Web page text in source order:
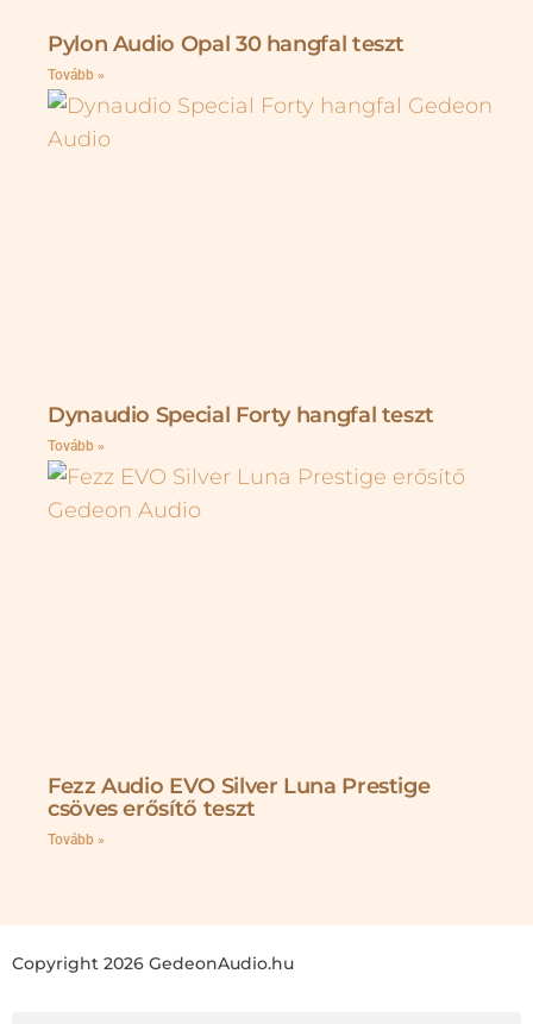
Pylon Audio Opal 30 hangfal teszt
Tovább »
Dynaudio Special Forty hangfal teszt
Tovább »
Fezz Audio EVO Silver Luna Prestige
csöves erősítő teszt
Tovább »
Copyright 2026 GedeonAudio.hu